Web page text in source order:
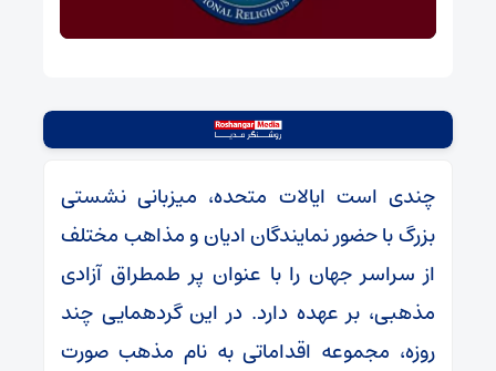
چندی است ایالات متحده، میزبانی نشستی
بزرگ با حضور نمایندگان ادیان و مذاهب مختلف
از سراسر جهان را با عنوان پر طمطراق آزادی
مذهبی، بر عهده دارد. در این گردهمایی چند
روزه، مجموعه اقداماتی به نام مذهب صورت